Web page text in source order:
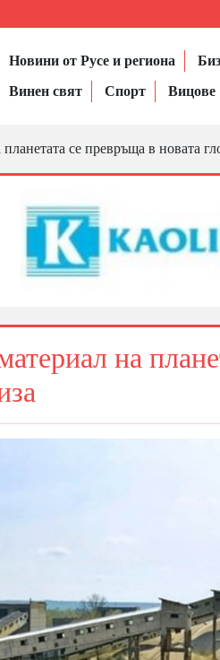
Новини от Русе и региона
Винен свят
Спорт Вицове
се превръща в новата
на